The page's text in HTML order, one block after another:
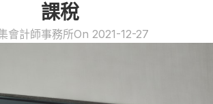
課稅
會計師事務所On 2021-12-27